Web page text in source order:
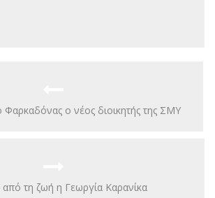
ο νέος διοικητής της ΣΜΥ
τη ζωή η Γεωργία Καρανίκα